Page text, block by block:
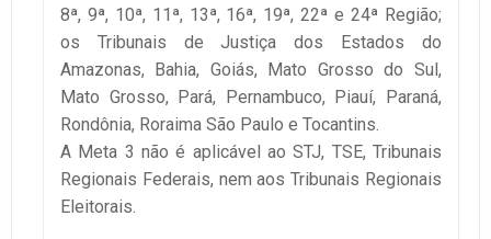
8ª, 9ª, 10ª, 11ª, 13ª, 16ª, 19ª, 22ª e 24ª Região;
os Tribunais de Justiça dos Estados do
Amazonas, Bahia, Goiás, Mato Grosso do Sul,
Mato Grosso, Pará, Pernambuco, Piauí, Paraná,
Rondônia, Roraima São Paulo e Tocantins.
A Meta 3 não é aplicável ao STJ, TSE, Tribunais
Regionais Federais, nem aos Tribunais Regionais
Eleitorais.